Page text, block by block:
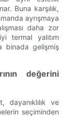
Buna karşılık,
ayrışmaya
daha zor
termal yalıtım
binada gelişmiş
değerini
dayanıklılık ve
seçiminden